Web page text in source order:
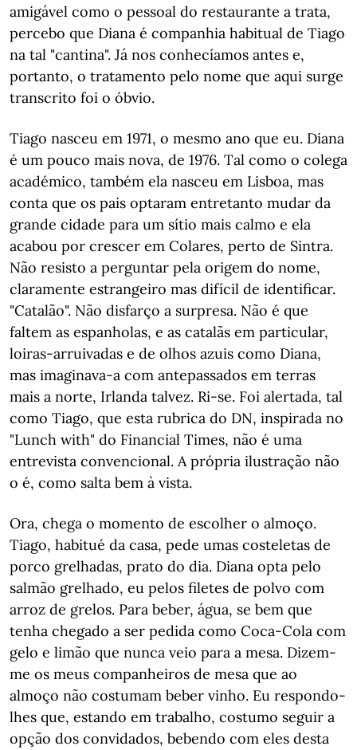
amigável como o pessoal do restaurante a trata,
percebo que Diana é companhia habitual de Tiago
na tal "cantina". Já nos conhecíamos antes e,
portanto, o tratamento pelo nome que aqui surge
transcrito foi o óbvio.
Tiago nasceu em 1971, o mesmo ano que eu. Diana
é um pouco mais nova, de 1976. Tal como o colega
académico, também ela nasceu em Lisboa, mas
conta que os pais optaram entretanto mudar da
grande cidade para um sítio mais calmo e ela
acabou por crescer em Colares, perto de Sintra.
Não resisto a perguntar pela origem do nome,
claramente estrangeiro mas difícil de identificar.
"Catalão". Não disfarço a surpresa. Não é que
faltem as espanholas, e as catalãs em particular,
loiras-arruivadas e de olhos azuis como Diana,
mas imaginava-a com antepassados em terras
mais a norte, Irlanda talvez. Ri-se. Foi alertada, tal
como Tiago, que esta rubrica do DN, inspirada no
"Lunch with" do Financial Times, não é uma
entrevista convencional. A própria ilustração não
o é, como salta bem à vista.
Ora, chega o momento de escolher o almoço.
Tiago, habitué da casa, pede umas costeletas de
porco grelhadas, prato do dia. Diana opta pelo
salmão grelhado, eu pelos filetes de polvo com
arroz de grelos. Para beber, água, se bem que
tenha chegado a ser pedida como Coca-Cola com
gelo e limão que nunca veio para a mesa. Dizem-
me os meus companheiros de mesa que ao
almoço não costumam beber vinho. Eu respondo-
lhes que, estando em trabalho, costumo seguir a
opção dos convidados, bebendo com eles desta